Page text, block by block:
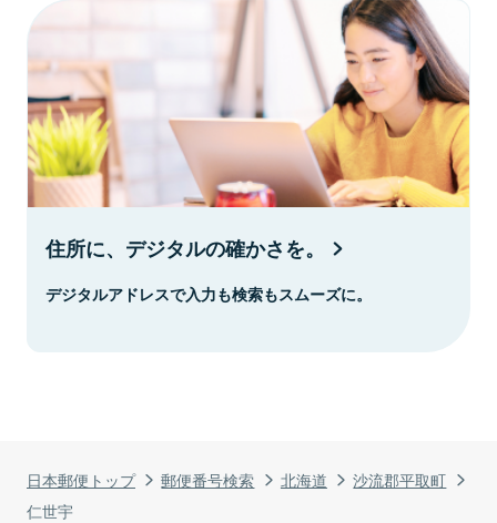
日本郵便トップ 郵便番号検索 北海道
沙流郡平取町
仁世宇
住所に、デジタルの確かさを。
デジタルアドレスで入力も検索もスムーズに。